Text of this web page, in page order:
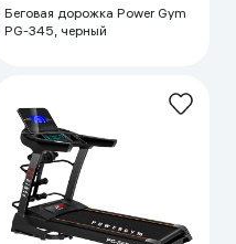
Беговая дорожка Power Gym
PG-345, черный